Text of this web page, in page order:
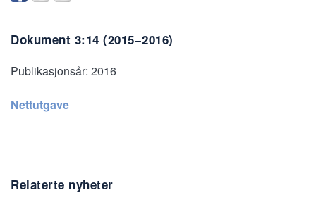
Dokument 3:14 (2015−2016)
Publikasjonsår: 2016
Nettutgave
Relaterte nyheter